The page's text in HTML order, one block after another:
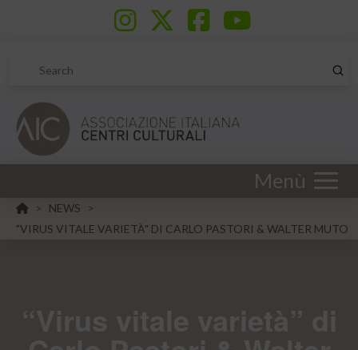
Search
Menù
HOME
> NEWS
>
"VIRUS VITALE VARIETÀ" DI CARLO PASTORI & WALTER MUTO